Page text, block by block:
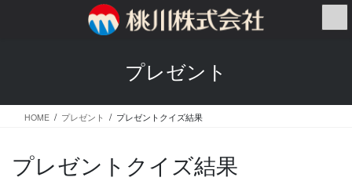
ス
ン
プレゼント
HOME プレゼント プレゼントクイズ結果
プレゼントクイズ結果